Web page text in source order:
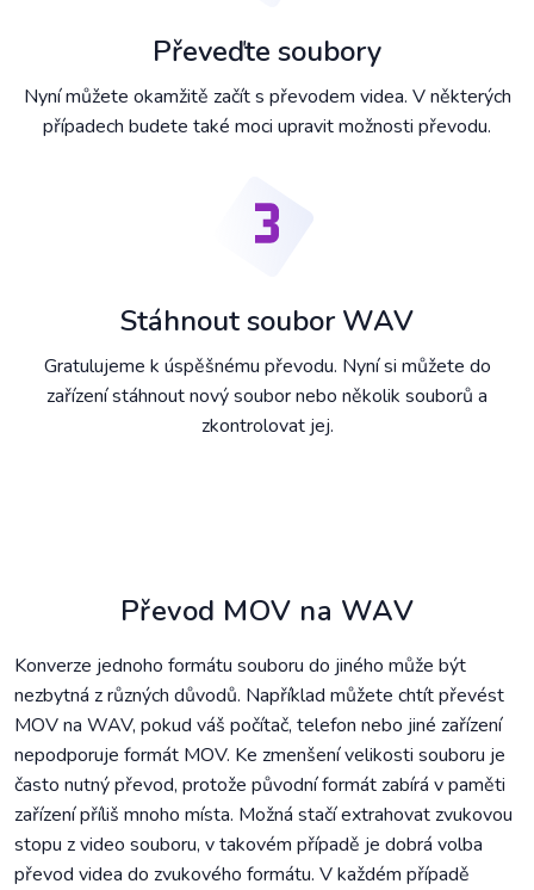
Převeďte soubory
Nyní můžete okamžitě začít s převodem videa. V některých
případech budete také moci upravit možnosti převodu.
Stáhnout soubor WAV
Gratulujeme k úspěšnému převodu. Nyní si můžete do
zařízení stáhnout nový soubor nebo několik souborů a
zkontrolovat jej.
Převod MOV na WAV
Konverze jednoho formátu souboru do jiného může být
nezbytná z různých důvodů. Například můžete chtít převést
MOV na WAV, pokud váš počítač, telefon nebo jiné zařízení
nepodporuje formát MOV. Ke zmenšení velikosti souboru je
často nutný převod, protože původní formát zabírá v paměti
zařízení příliš mnoho místa. Možná stačí extrahovat zvukovou
stopu z video souboru, v takovém případě je dobrá volba
převod videa do zvukového formátu. V každém případě